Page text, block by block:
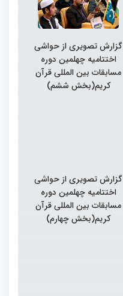
گزارش تصویری از حواشی
اختتامیه چهلمین دوره
مسابقات بین المللی قرآن
کریم(بخش ششم)
گزارش تصویری از حواشی
اختتامیه چهلمین دوره
مسابقات بین المللی قرآن
کریم(بخش چهارم)